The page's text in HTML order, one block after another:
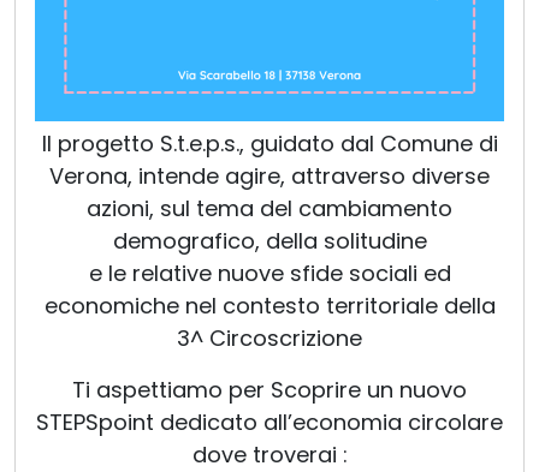
Il progetto S.t.e.p.s., guidato dal Comune di
Verona, intende agire, attraverso diverse
azioni, sul tema del cambiamento
demografico, della solitudine
e le relative nuove sfide sociali ed
economiche nel contesto territoriale della
3^ Circoscrizione
Ti aspettiamo per Scoprire un nuovo
STEPSpoint dedicato all’economia circolare
dove troverai :